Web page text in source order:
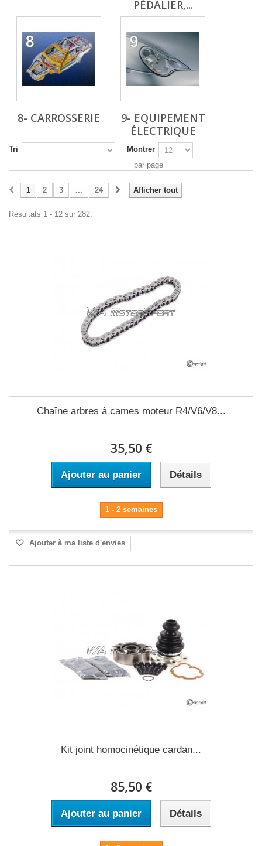
PÉDALIER,...
8- CARROSSERIE
9- EQUIPEMENT
ÉLECTRIQUE
Tri
Montrer
par page
Afficher tout
1 2 3 ... 24
Résultats 1 - 12 sur 282.
Chaîne arbres à cames moteur R4/V6/V8...
35,50 €
Ajouter au panier Détails
1 - 2 semaines
Ajouter à ma liste d'envies
Kit joint homocinétique cardan...
85,50 €
Ajouter au panier Détails